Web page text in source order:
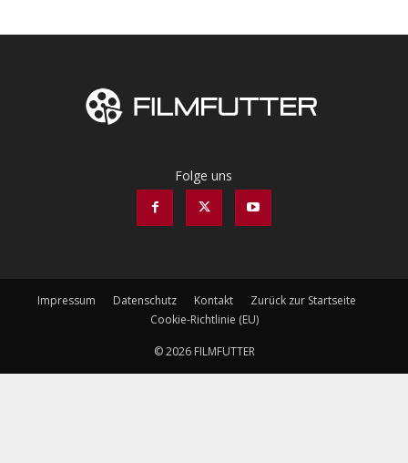
Folge uns
Impressum Datenschutz Kontakt
Zurück zur Startseite
Cookie-Richtlinie (EU)
© 2026 FILMFUTTER